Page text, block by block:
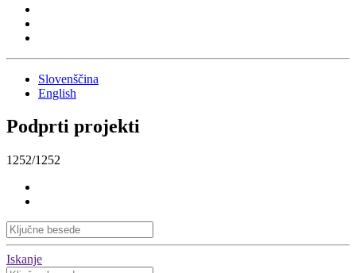
Slovenščina
English
Podprti projekti
1252/1252
Iskanje